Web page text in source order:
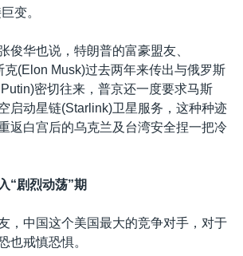
变。
俊华也说，特朗普的富豪盟友、
克(Elon Musk)过去两年来传出与俄罗斯
密切往来，普京还一度要求马斯
启动星链(Starlink)卫星服务，这种种迹
返白宫后的乌克兰及台湾安全捏一把冷
“剧烈动荡”期
，中国这个美国最大的竞争对手，对于
也戒慎恐惧。